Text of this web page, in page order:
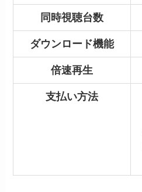
同時視聴台数
ダウンロード機能
倍速再生
支払い方法